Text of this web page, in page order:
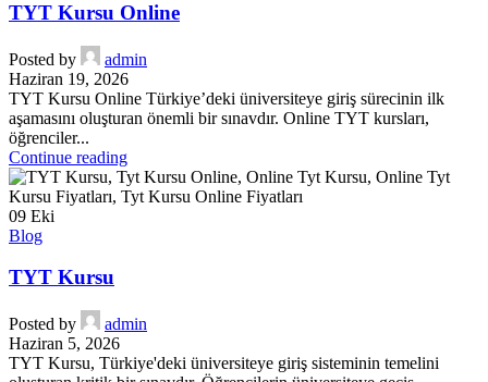
TYT Kursu Online
Posted by
admin
Haziran 19, 2026
TYT Kursu Online Türkiye’deki üniversiteye giriş sürecinin ilk
aşamasını oluşturan önemli bir sınavdır. Online TYT kursları,
öğrenciler...
Continue reading
09 Eki
Blog
TYT Kursu
Posted by
admin
Haziran 5, 2026
TYT Kursu, Türkiye'deki üniversiteye giriş sisteminin temelini